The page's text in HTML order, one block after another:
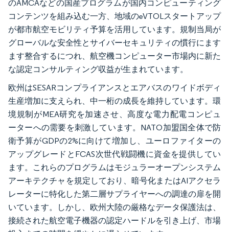
のAMCAなどの国産プログラムが国内コンピューティング
コンテンツを組み込む一方、地域のeVTOLスタートアップ
が都市航空モビリティ予算を活用しています。規制当局が
グローバルな安全性とサイバーセキュリティの慣行にます
ます整合するにつれ、航空機コンピューター市場内に新た
な認定コンサルティング収益が生まれています。
欧州はSESARコンプライアンスとエアバスのワイドボディ
生産増加に支えられ、中一桁の成長を維持しています。環
境規制がMEA研究を加速させ、高度な電力配電コンピュ
ーターへの需要を刺激しています。NATO加盟国全体で防
衛予算がGDPの2%に向けて増加し、ユーロファイターの
アップグレードとFCAS次世代戦闘機に資金を提供してい
ます。これらのプログラムはモジュラーオープンシステム
アーキテクチャを規定しており、暗号化またはAIアクセラ
レーターに特化した第二層サプライヤーへの調達の扉を開
いています。しかし、欧州大陸の厳格なデータ保護法は、
接続された航空電子機器の認定ハードルを引き上げ、市場